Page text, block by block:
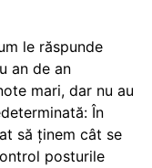
le răspunde
an de an
mari, dar nu au
În
să ținem cât se
posturile